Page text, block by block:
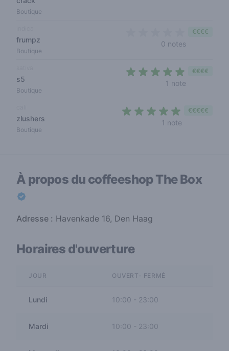
Boutique
frumpz
Boutique
0 notes
€€€€
s5
Boutique
1 note
€€€€
zlushers
Boutique
1 note
€€€€€
À propos du coffeeshopThe Box
Adresse : Havenkade 16, Den Haag
Horaires d'ouverture
JOUR OUVERT- FERMÉ
Lundi 10:00 - 23:00
Mardi 10:00 23:00